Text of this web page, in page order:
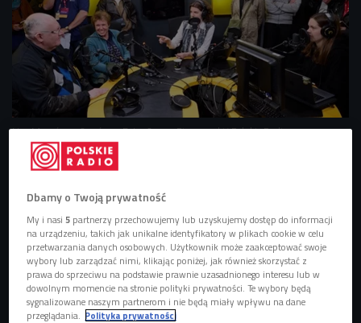
Noc Muzeów w Czwórce Foto: Cezary Piwowarski/ Polskie Radio
Noc Muzeówod lat przyciąga tłumy osób, które chcą
z zupełnie innej perspektywy. To ogólnopolskie
wydarzenie, podczas którego muzea, galerie, instytucje
kultury i wyjątkowe przestrzenie otwierają swoje drzwi dla
zwiedzających także późnym wieczorem i w nocy. Od lat
częścią tego wydarzenia jest równieżPolskie Radiooraz
Czwórka.
Dbamy o Twoją prywatność
My i nasi5 partnerzy przechowujemy lub uzyskujemy dostęp do informacji
na urządzeniu, takich jak unikalne identyfikatory w plikach cookie w celu
przetwarzania danych osobowych. Użytkownik może zaakceptować swoje
wybory lub zarządzać nimi, klikając poniżej, jak również skorzystać z
prawa do sprzeciwu na podstawie prawnie uzasadnionego interesu lub w
dowolnym momencie na stronie polityki prywatności. Te wybory będą
sygnalizowane naszym partnerom i nie będą miały wpływu na dane
przeglądania. Polityka prywatności